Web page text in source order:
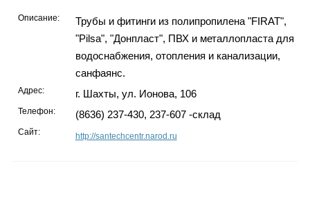
Описание:
Трубы и фитинги из полипропилена "FIRAT",
"Pilsa", "Донпласт", ПВХ и металлопласта для
водоснабжения, отопления и канализации,
санфаянс.
Адрес: г. Шахты, ул. Ионова, 106
Телефон: (8636) 237-430, 237-607 -склад
Сайт: http://santechcentr.narod.ru